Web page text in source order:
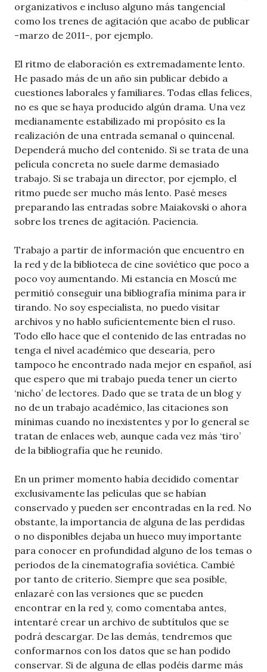
organizativos e incluso alguno más tangencial
como los trenes de agitación que acabo de publicar
-marzo de 2011-, por ejemplo.
El ritmo de elaboración es extremadamente lento.
He pasado más de un año sin publicar debido a
cuestiones laborales y familiares. Todas ellas felices,
no es que se haya producido algún drama. Una vez
medianamente estabilizado mi propósito es la
realización de una entrada semanal o quincenal.
Dependerá mucho del contenido. Si se trata de una
película concreta no suele darme demasiado
trabajo. Si se trabaja un director, por ejemplo, el
ritmo puede ser mucho más lento. Pasé meses
preparando las entradas sobre Maiakovski o ahora
sobre los trenes de agitación. Paciencia.
Trabajo a partir de información que encuentro en
la red y de la biblioteca de cine soviético que poco a
poco voy aumentando. Mi estancia en Moscú me
permitió conseguir una bibliografía mínima para ir
tirando. No soy especialista, no puedo visitar
archivos y no hablo suficientemente bien el ruso.
Todo ello hace que el contenido de las entradas no
tenga el nivel académico que desearía, pero
tampoco he encontrado nada mejor en español, así
que espero que mi trabajo pueda tener un cierto
‘nicho’ de lectores. Dado que se trata de un blog y
no de un trabajo académico, las citaciones son
mínimas cuando no inexistentes y por lo general se
tratan de enlaces web, aunque cada vez más ‘tiro’
de la bibliografía que he reunido.
En un primer momento había decidido comentar
exclusivamente las películas que se habían
conservado y pueden ser encontradas en la red. No
obstante, la importancia de alguna de las perdidas
o no disponibles dejaba un hueco muy importante
para conocer en profundidad alguno de los temas o
periodos de la cinematografía soviética. Cambié
por tanto de criterio. Siempre que sea posible,
enlazaré con las versiones que se pueden
encontrar en la red y, como comentaba antes,
intentaré crear un archivo de subtítulos que se
podrá descargar. De las demás, tendremos que
conformarnos con los datos que se han podido
conservar. Si de alguna de ellas podéis darme más